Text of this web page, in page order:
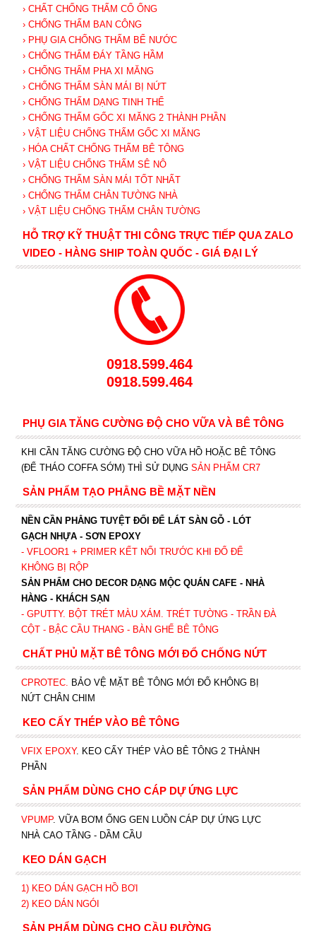
› CHẤT CHỐNG THẤM CỔ ỐNG
› CHỐNG THẤM BAN CÔNG
› PHỤ GIA CHỐNG THẤM BỂ NƯỚC
› CHỐNG THẤM ĐÁY TẦNG HẦM
› CHỐNG THẤM PHA XI MĂNG
› CHỐNG THẤM SÀN MÁI BỊ NỨT
› CHỐNG THẤM DẠNG TINH THỂ
› CHỐNG THẤM GỐC XI MĂNG 2 THÀNH PHẦN
› VẬT LIỆU CHỐNG THẤM GỐC XI MĂNG
› HÓA CHẤT CHỐNG THẤM BÊ TÔNG
› VẬT LIỆU CHỐNG THẤM SÊ NÔ
› CHỐNG THẤM SÀN MÁI TỐT NHẤT
› CHỐNG THẤM CHÂN TƯỜNG NHÀ
› VẬT LIỆU CHỐNG THẤM CHÂN TƯỜNG
HỖ TRỢ KỸ THUẬT THI CÔNG TRỰC TIẾP QUA ZALO
VIDEO - HÀNG SHIP TOÀN QUỐC - GIÁ ĐẠI LÝ
0918.599.464
0918.599.464
PHỤ GIA TĂNG CƯỜNG ĐỘ CHO VỮA VÀ BÊ TÔNG
KHI CẦN TĂNG CƯỜNG ĐỘ CHO VỮA HỒ HOẶC BÊ TÔNG
(ĐỂ THÁO COFFA SỚM) THÌ SỬ DỤNG SẢN PHẨM CR7
SẢN PHẨM TẠO PHẲNG BỀ MẶT NỀN
NỀN CẦN PHẲNG TUYỆT ĐỐI ĐỂ LÁT SÀN GỖ - LÓT
GẠCH NHỰA - SƠN EPOXY
- VFLOOR1+ PRIMER KẾT NỐI TRƯỚC KHI ĐỔ ĐỂ
KHÔNG BỊ RỘP
SẢN PHẨM CHO DECOR DẠNG MỘC QUÁN CAFE - NHÀ
HÀNG - KHÁCH SẠN
- GPUTTY. BỘT TRÉT MÀU XÁM. TRÉT TƯỜNG - TRẦN ĐÀ
CỘT - BẬC CẦU THANG - BÀN GHẾ BÊ TÔNG
CHẤT PHỦ MẶT BÊ TÔNG MỚI ĐỔ CHỐNG NỨT
CPROTEC. BẢO VỆ MẶT BÊ TÔNG MỚI ĐỔ KHÔNG BỊ
NỨT CHÂN CHIM
KEO CẤY THÉP VÀO BÊ TÔNG
VFIX EPOXY. KEO CẤY THÉP VÀO BÊ TÔNG 2 THÀNH
PHẦN
SẢN PHẨM DÙNG CHO CÁP DỰ ỨNG LỰC
VPUMP. VỮA BƠM ỐNG GEN LUỒN CÁP DỰ ỨNG LỰC
NHÀ CAO TẦNG - DẦM CẦU
KEO DÁN GẠCH
1) KEO DÁN GẠCH HỒ BƠI
2) KEO DÁN NGÓI
SẢN PHẨM DÙNG CHO CẦU ĐƯỜNG